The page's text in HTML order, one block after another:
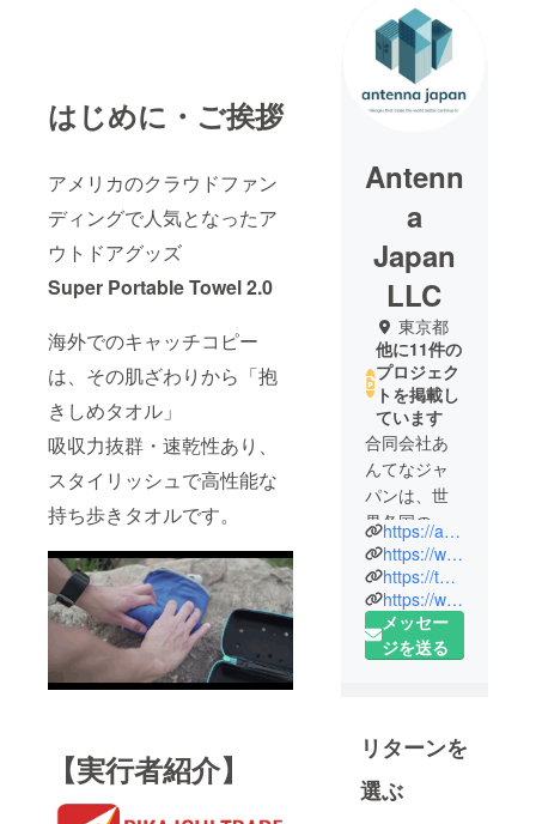
はじめに・ご挨拶
アメリカのクラウドファン
ディングで人気となったア
ウトドアグッズ
Super Portable Towel 2.0
海外でのキャッチコピー
は、その肌ざわりから「抱
きしめタオル」
吸収力抜群・速乾性あり、
スタイリッシュで高性能な
持ち歩きタオルです。
【実行者紹介】
Antenn
a
Japan
LLC
東京都
他に11件の
プロジェク
トを掲載し
ています
合同会社あ
んてなジャ
パンは、世
界各国の
メーカーと
コンタクト
を取り日本
未発売の
グッズをご
の人気アイ
テムで、あ
なたの生活
https://atn365.co.jp/
https://www.facebook.com/ant365jp/
https://twitter.com/ant365jp
https://www.instagram.com/ant365jp/
メッセー
ジを送る
リターンを
選ぶ